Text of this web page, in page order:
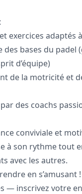
exercices adaptés
des bases du padel
d’équipe)
de la motricité et
des coachs
conviviale et
à son rythme tout
avec les autres.
en s’amusant !
— inscrivez votre